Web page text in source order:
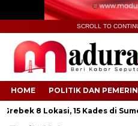
SCROLL TO
HOME POLITIK DAN
8 Lokasi, 15 Kades di